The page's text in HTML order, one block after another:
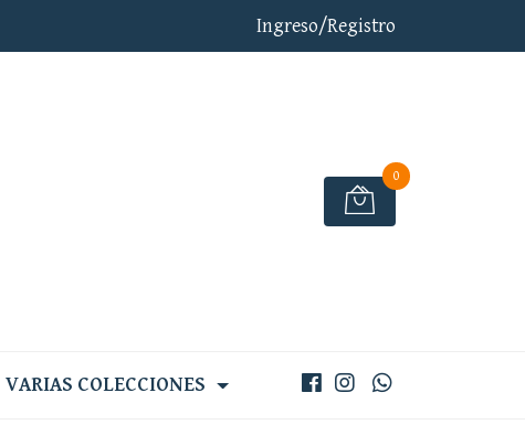
Ingreso/Registro
0
VARIAS COLECCIONES